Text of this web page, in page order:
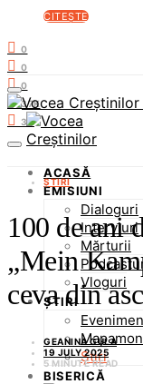
CITEȘTE
0
0
0
37K
3K
ACASĂ
EMISIUNI
Dialoguri
Interviuri
Mărturii
Vloguri
ȘTIRI
Știri
BISERICĂ
ȘTIRI
100 de ani
„Mein
ceva din
GEANINA GULA
19 JULY 2025
5 MINUTE READ